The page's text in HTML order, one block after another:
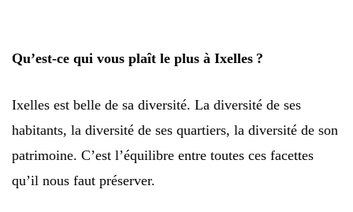
Qu’est-ce qui vous plaît le plus à Ixelles ?
Ixelles est belle de sa diversité. La diversité de ses
habitants, la diversité de ses quartiers, la diversité de son
patrimoine. C’est l’équilibre entre toutes ces facettes
qu’il nous faut préserver.